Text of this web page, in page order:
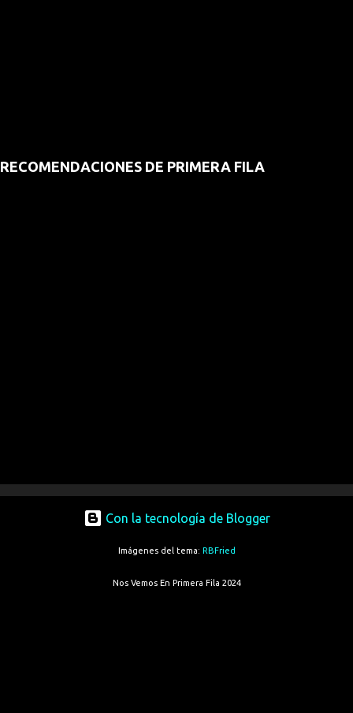
RECOMENDACIONES DE PRIMERA FILA
Con la tecnología de Blogger
Imágenes del tema: RBFried
Nos Vemos En Primera Fila 2024